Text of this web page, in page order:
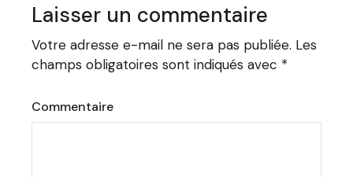
Laisser un commentaire
Votre adresse e-mail ne sera pas publiée. Les
champs obligatoires sont indiqués avec *
Commentaire